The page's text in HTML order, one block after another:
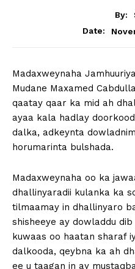
By:
Date:
Madaxweynaha
Mudane Maxamed
qaatay qaar ka mid ah
ayaa kala hadlay
dalka, adkeynta
horumarinta bulshada.
Madaxweynaha oo ka
dhallinyaradii kulanka ka
tilmaamay in dhallinyaro
shisheeye ay dowladdu
kuwaas oo haatan sharaf
dalkooda, qeybna ka ah
ee u taagan in ay